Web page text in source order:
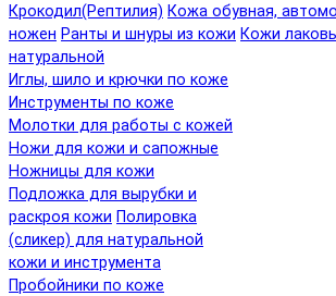
Крокодил(Рептилия) Кожа обувная,
ножен Ранты и шнуры из кожи Кожи
натуральной
Иглы, шило и крючки по коже
Инструменты по коже
Молотки для работы с кожей
Ножи для кожи и сапожные
Ножницы для кожи
Подложка для вырубки и
раскроя кожи Полировка
(сликер) для натуральной
кожи и инструмента
Пробойники по коже